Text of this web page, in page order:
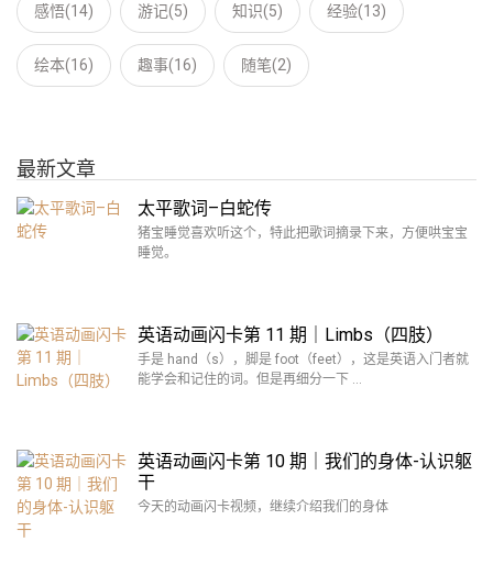
感悟(14) 游记(5) 知识(5) 经验(13)
绘本(16) 趣事(16) 随笔(2)
最新文章
太平歌词–白蛇传
猪宝睡觉喜欢听这个，特此把歌词摘录下来，方便哄宝宝
睡觉。
英语动画闪卡第 11 期｜Limbs（四肢）
手是 hand（s），脚是 foot（feet），这是英语入门者就
能学会和记住的词。但是再细分一下 …
英语动画闪卡第 10 期｜我们的身体-认识躯
干
今天的动画闪卡视频，继续介绍我们的身体